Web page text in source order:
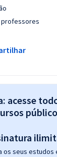
professores
acesse
os seus estudos